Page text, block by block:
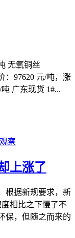
无氧铜丝
：97620 元/吨，涨
广东现货 1#...
察
上涨了
根据新规要求，新
相比之下慢了不
保，但随之而来的